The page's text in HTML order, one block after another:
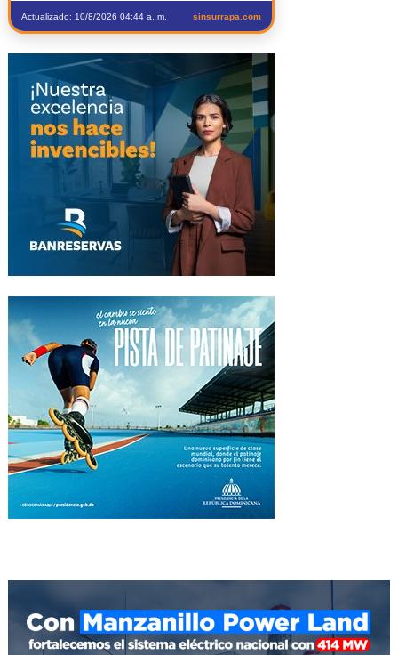
Actualizado: 10/8/2026 04:44 a. m. sinsurrapa.com